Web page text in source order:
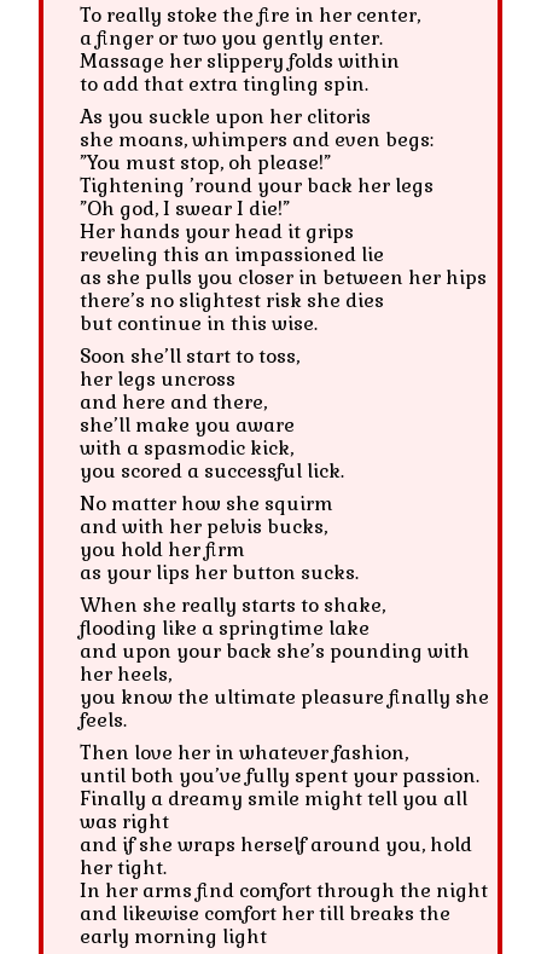
To really stoke the fire in her center,
a finger or two you gently enter.
Massage her slippery folds within
to add that extra tingling spin.
As you suckle upon her clitoris
she moans, whimpers and even begs:
”You must stop, oh please!”
Tightening ’round your back her legs
”Oh god, I swear I die!”
Her hands your head it grips
reveling this an impassioned lie
as she pulls you closer in between her hips
there’s no slightest risk she dies
but continue in this wise.
Soon she’ll start to toss,
her legs uncross
and here and there,
she’ll make you aware
with a spasmodic kick,
you scored a successful lick.
No matter how she squirm
and with her pelvis bucks,
you hold her firm
as your lips her button sucks.
When she really starts to shake,
flooding like a springtime lake
and upon your back she’s pounding with
her heels,
you know the ultimate pleasure finally she
feels.
Then love her in whatever fashion,
until both you’ve fully spent your passion.
Finally a dreamy smile might tell you all
was right
and if she wraps herself around you, hold
her tight.
In her arms find comfort through the night
and likewise comfort her till breaks the
early morning light